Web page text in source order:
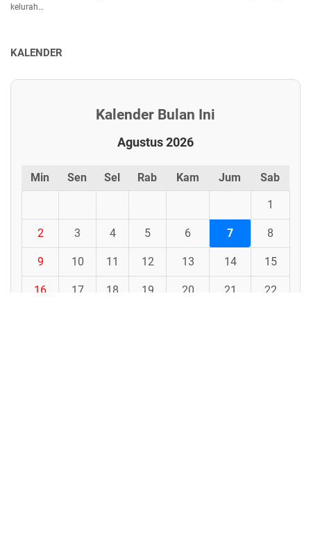
kelurah…
KALENDER
Kalender Bulan Ini
Agustus 2026
Min Sen Sel Rab Kam Jum Sab
1
2 3 4 5 6 7 8
9 10 11 12 13 14 15
16 17 18 19 20 21 22